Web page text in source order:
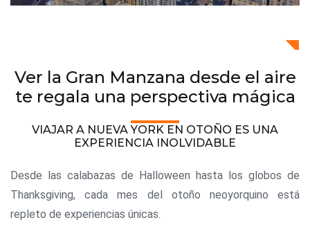
Ver la Gran Manzana desde el aire
te regala una perspectiva mágica
VIAJAR A NUEVA YORK EN OTOÑO ES UNA
EXPERIENCIA INOLVIDABLE
Desde las calabazas de Halloween hasta los globos de
Thanksgiving, cada mes del otoño neoyorquino está
repleto de experiencias únicas.